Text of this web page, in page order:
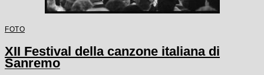
FOTO
XII Festival della canzone italiana di
Sanremo